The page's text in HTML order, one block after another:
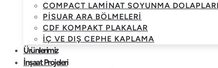
COMPACT LAMINAT SOYUNMA
PISUAR ARA BÖLMELERI
CDF KOMPAKT PLAKALAR
İÇ VE DIŞ CEPHE KAPLAMA
Ürünlerimiz
İnşaat Projeleri